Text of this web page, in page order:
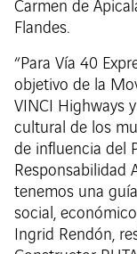
Carmen de
Flandes.
“Para Vía 40
objetivo de la
VINCI Highways
cultural de los
de influencia del
Responsabilidad
tenemos una
social,
Ingrid Rendón,